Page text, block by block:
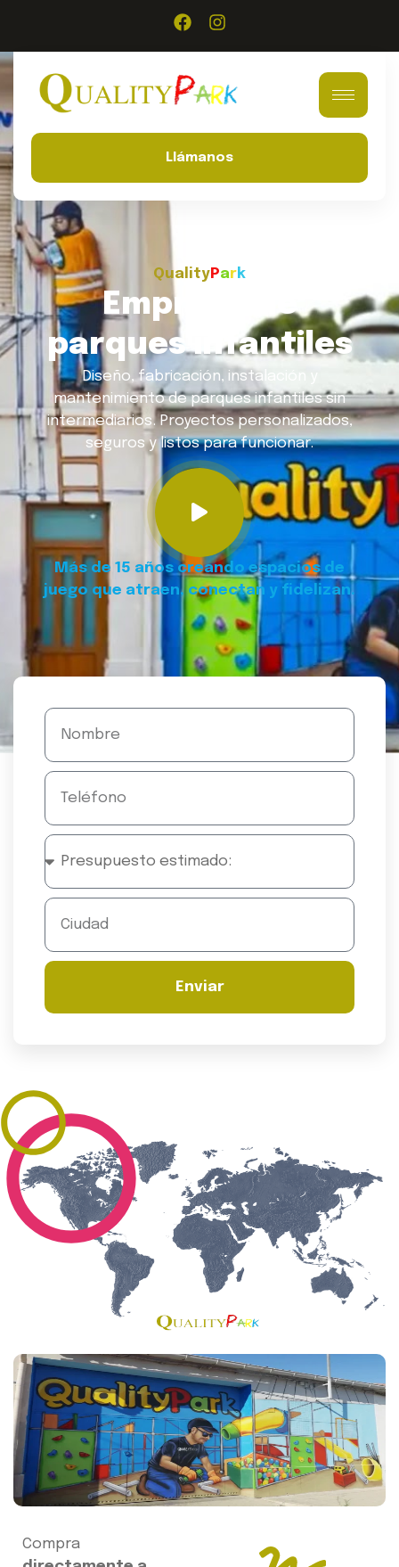
Llámanos
QualityPark
Empresa de
parques infantiles
Diseño, fabricación, instalación y
mantenimiento de parques infantiles sin
intermediarios. Proyectos personalizados,
seguros y listos para funcionar.
Más de 15 años creando espacios de
juego que atraen, conectan y fidelizan.
Enviar
Compra